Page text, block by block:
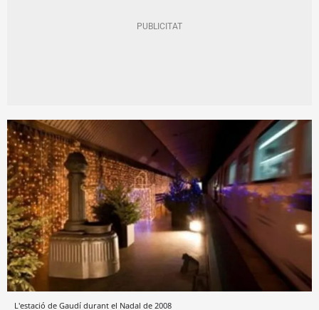
L'estació de Gaudí durant el Nadal de 2008